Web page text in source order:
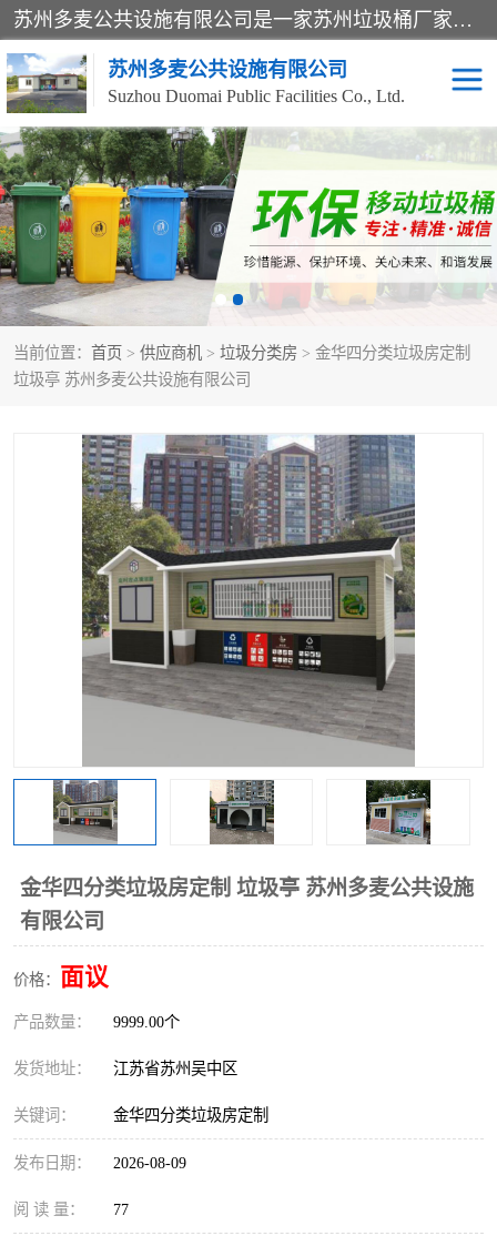
苏州多麦公共设施有限公司是一家苏州垃圾桶厂家，主营：塑料垃圾桶、分类果皮箱、户外园林椅、保安岗亭等产品厂家。全国统一热线电话：17105580222。公司组建完善的团队。设计人员，能根据客户要求，提供适合的设计方案，来满足客户的需求。
苏州多麦公共设施有限公司
Suzhou Duomai Public Facilities Co., Ltd.
当前位置： 首页 > 供应商机 > 垃圾分类房 > 金华四分类垃圾房定制
垃圾亭 苏州多麦公共设施有限公司
金华四分类垃圾房定制 垃圾亭 苏州多麦公共设施
有限公司
价格： 面议
产品数量： 9999.00个
发货地址： 江苏省苏州吴中区
关键词： 金华四分类垃圾房定制
发布日期： 2026-08-09
阅 读 量： 77
办公室脚踩垃圾桶 保安岗亭
分类果皮箱 公园椅
垃圾分类房 塑料垃圾桶
防疫岗亭 吸烟岗亭